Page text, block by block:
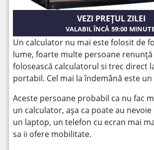
VEZI PREȚUL ZILEI
VALABIL ÎNCĂ 59:00
Un calculator nu mai este folosit de
lume, foarte multe persoane renunță
folosească calculatorul si trec direct
portabil. Cel mai la îndemână este
Aceste persoane probabil ca nu fac
un calculator, așa ca poate au
un laptop, un telefon cu ecran mai
sa ii ofere mobilitate.